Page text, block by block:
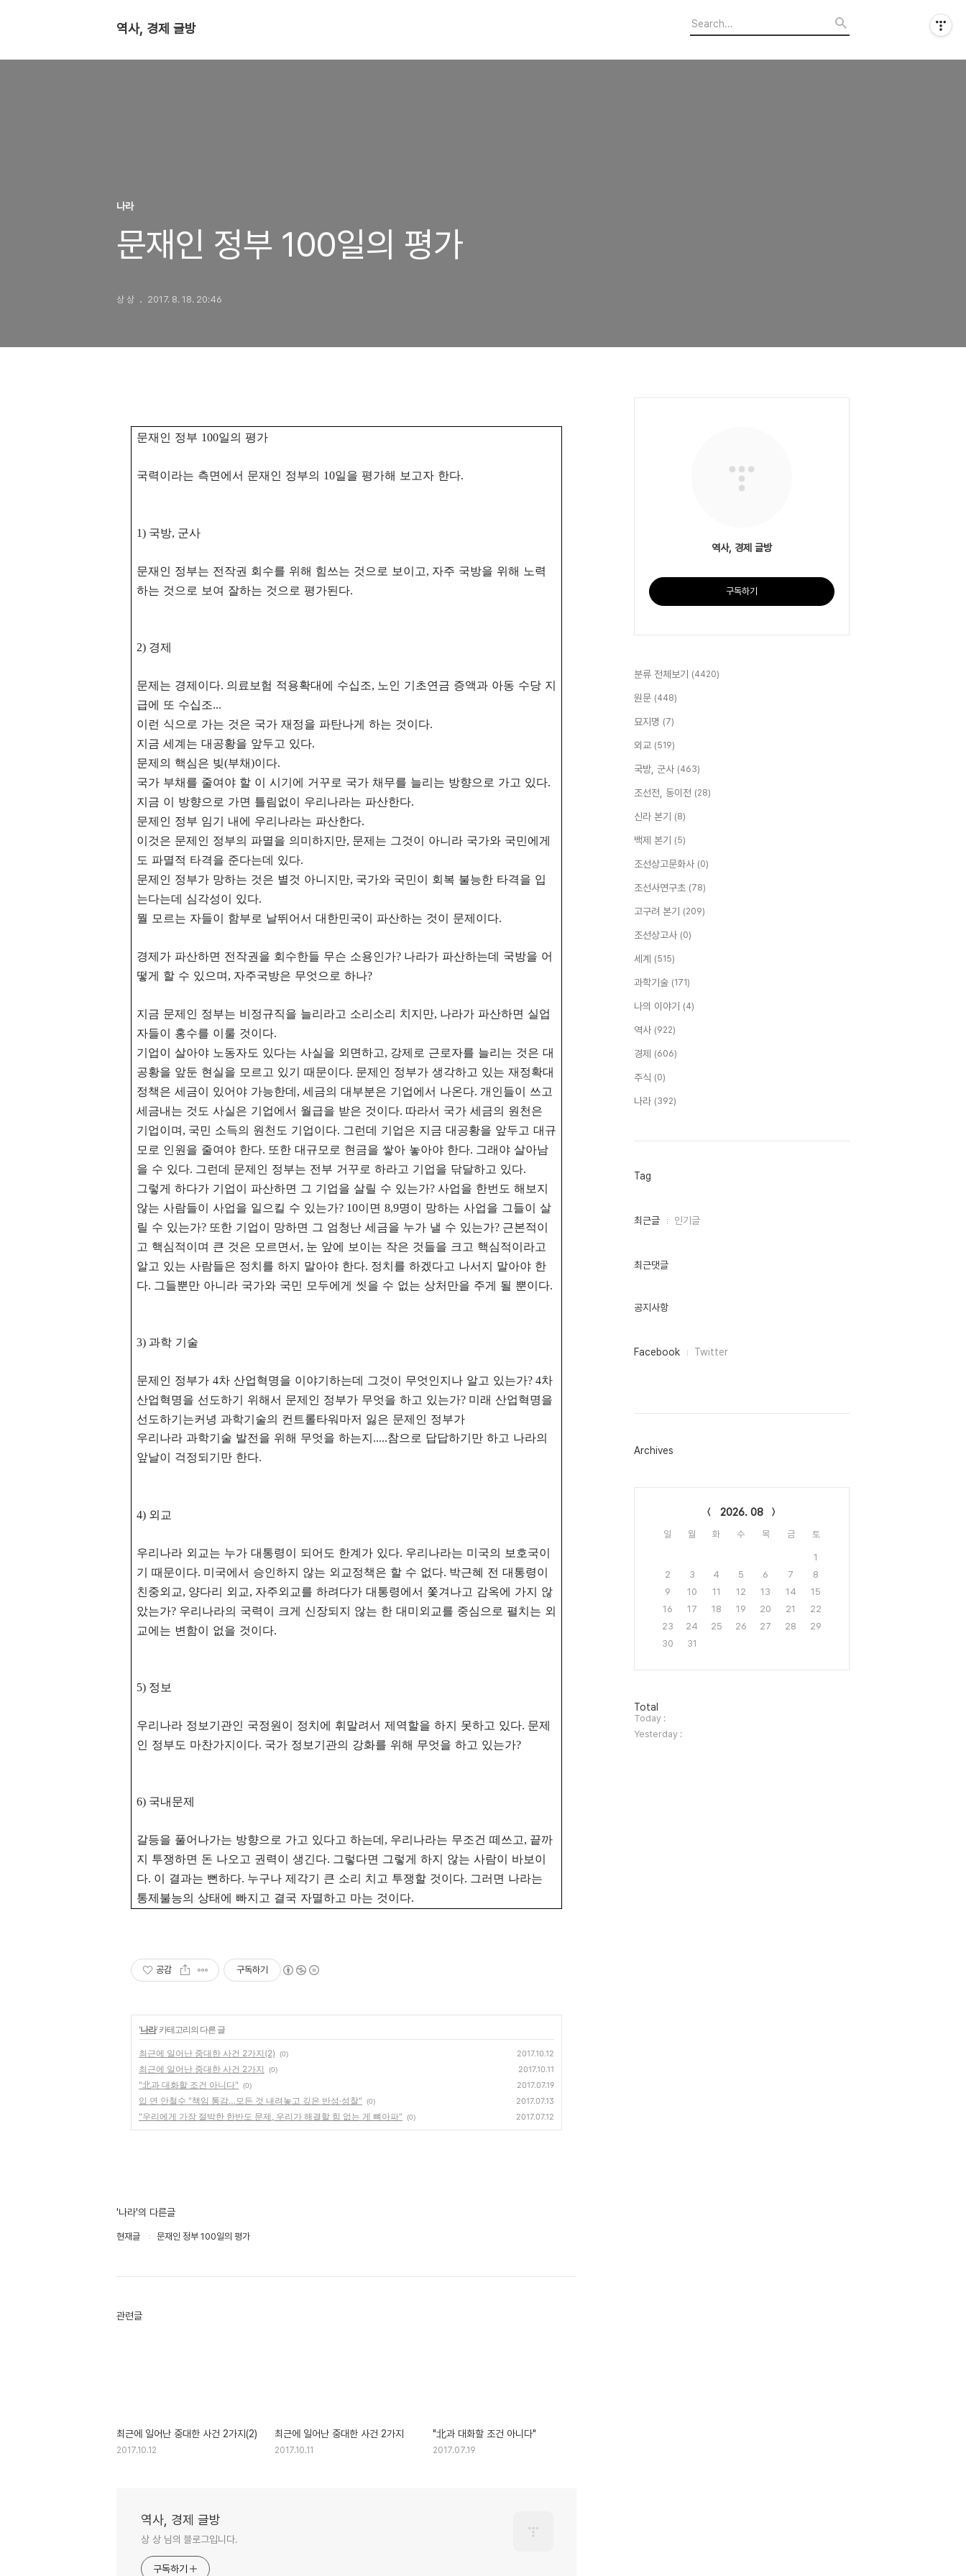
역사, 경제 글방
나라
문재인 정부 100일의 평가
상 상 2017. 8. 18. 20:46
문재인 정부 100일의 평가
국력이라는 측면에서 문재인 정부의 10일을 평가해 보고자 한다.
1) 국방, 군사
문재인 정부는 전작권 회수를 위해 힘쓰는 것으로 보이고, 자주 국방을 위해 노력
하는 것으로 보여 잘하는 것으로 평가된다.
2) 경제
문제는 경제이다. 의료보험 적용확대에 수십조, 노인 기초연금 증액과 아동 수당 지
급에 또 수십조...
이런 식으로 가는 것은 국가 재정을 파탄나게 하는 것이다.
지금 세계는 대공황을 앞두고 있다.
문제의 핵심은 빚(부채)이다.
국가 부채를 줄여야 할 이 시기에 거꾸로 국가 채무를 늘리는 방향으로 가고 있다.
지금 이 방향으로 가면 틀림없이 우리나라는 파산한다.
문제인 정부 임기 내에 우리나라는 파산한다.
이것은 문제인 정부의 파멸을 의미하지만, 문제는 그것이 아니라 국가와 국민에게
도 파멸적 타격을 준다는데 있다.
문제인 정부가 망하는 것은 별것 아니지만, 국가와 국민이 회복 불능한 타격을 입
는다는데 심각성이 있다.
뭘 모르는 자들이 함부로 날뛰어서 대한민국이 파산하는 것이 문제이다.
경제가 파산하면 전작권을 회수한들 무슨 소용인가? 나라가 파산하는데 국방을 어
떻게 할 수 있으며, 자주국방은 무엇으로 하나?
지금 문제인 정부는 비정규직을 늘리라고 소리소리 치지만, 나라가 파산하면 실업
자들이 홍수를 이룰 것이다.
기업이 살아야 노동자도 있다는 사실을 외면하고, 강제로 근로자를 늘리는 것은 대
공황을 앞둔 현실을 모르고 있기 때문이다. 문제인 정부가 생각하고 있는 재정확대
정책은 세금이 있어야 가능한데, 세금의 대부분은 기업에서 나온다. 개인들이 쓰고
세금내는 것도 사실은 기업에서 월급을 받은 것이다. 따라서 국가 세금의 원천은
기업이며, 국민 소득의 원천도 기업이다. 그런데 기업은 지금 대공황을 앞두고 대규
모로 인원을 줄여야 한다. 또한 대규모로 현금을 쌓아 놓아야 한다. 그래야 살아남
을 수 있다. 그런데 문제인 정부는 전부 거꾸로 하라고 기업을 닦달하고 있다.
그렇게 하다가 기업이 파산하면 그 기업을 살릴 수 있는가? 사업을 한번도 해보지
않는 사람들이 사업을 일으킬 수 있는가? 10이면 8,9명이 망하는 사업을 그들이 살
릴 수 있는가? 또한 기업이 망하면 그 엄청난 세금을 누가 낼 수 있는가? 근본적이
고 핵심적이며 큰 것은 모르면서, 눈 앞에 보이는 작은 것들을 크고 핵심적이라고
알고 있는 사람들은 정치를 하지 말아야 한다. 정치를 하겠다고 나서지 말아야 한
다. 그들뿐만 아니라 국가와 국민 모두에게 씻을 수 없는 상처만을 주게 될 뿐이다.
3) 과학 기술
문제인 정부가 4차 산업혁명을 이야기하는데 그것이 무엇인지나 알고 있는가? 4차
산업혁명을 선도하기 위해서 문제인 정부가 무엇을 하고 있는가? 미래 산업혁명을
선도하기는커녕 과학기술의 컨트롤타워마저 잃은 문제인 정부가
우리나라 과학기술 발전을 위해 무엇을 하는지.....참으로 답답하기만 하고 나라의
앞날이 걱정되기만 한다.
4) 외교
우리나라 외교는 누가 대통령이 되어도 한계가 있다. 우리나라는 미국의 보호국이
기 때문이다. 미국에서 승인하지 않는 외교정책은 할 수 없다. 박근혜 전 대통령이
친중외교, 양다리 외교, 자주외교를 하려다가 대통령에서 쫓겨나고 감옥에 가지 않
았는가? 우리나라의 국력이 크게 신장되지 않는 한 대미외교를 중심으로 펼치는 외
교에는 변함이 없을 것이다.
5) 정보
우리나라 정보기관인 국정원이 정치에 휘말려서 제역할을 하지 못하고 있다. 문제
인 정부도 마찬가지이다. 국가 정보기관의 강화를 위해 무엇을 하고 있는가?
6) 국내문제
갈등을 풀어나가는 방향으로 가고 있다고 하는데, 우리나라는 무조건 떼쓰고, 끝까
지 투쟁하면 돈 나오고 권력이 생긴다. 그렇다면 그렇게 하지 않는 사람이 바보이
다. 이 결과는 뻔하다. 누구나 제각기 큰 소리 치고 투쟁할 것이다. 그러면 나라는
통제불능의 상태에 빠지고 결국 자멸하고 마는 것이다.
공감 구독하기
'나라' 카테고리의 다른 글
최근에 일어난 중대한 사건 2가지(2) (0) 2017.10.12
최근에 일어난 중대한 사건 2가지 (0) 2017.10.11
"北과 대화할 조건 아니다" (0) 2017.07.19
입 연 안철수 "책임 통감…모든 것 내려놓고 깊은 반성·성찰" (0) 2017.07.13
"우리에게 가장 절박한 한반도 문제, 우리가 해결할 힘 없는 게 뼈아파" (0) 2017.07.12
'나라'의 다른글
현재글 문재인 정부 100일의 평가
관련글
최근에 일어난 중대한 사건 2가지(2)
2017.10.12
최근에 일어난 중대한 사건 2가지
2017.10.11
"北과 대화할 조건 아니다"
2017.07.19
역사, 경제 글방
상 상 님의 블로그입니다.
구독하기
역사, 경제 글방
구독하기
분류 전체보기 (4420)
원문 (448)
묘지명 (7)
외교 (519)
국방, 군사 (463)
조선전, 동이전 (28)
신라 본기 (8)
백제 본기 (5)
조선상고문화사 (0)
조선사연구초 (78)
고구려 본기 (209)
조선상고사 (0)
세계 (515)
과학기술 (171)
나의 이야기 (4)
역사 (922)
경제 (606)
주식 (0)
나라 (392)
Tag
최
인
최근글 인기글
최근댓글
공지사항
페
그
Facebook Twitter
Archives
2026. 08
일 월 화 수 목 금 토
1
2
3 4 5 6 7
8
9
10 11 12 13 14
15
16
17 18 19 20 21
22
23
24 25 26 27 28
29
30
31
방
문
자
수
Total
Today :
Yesterday :